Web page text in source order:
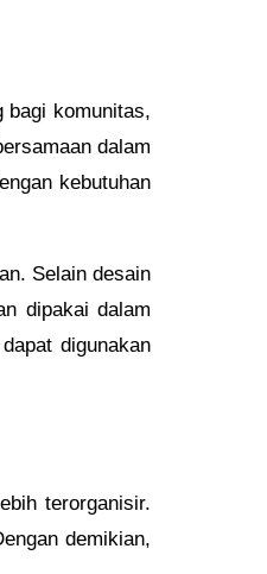
bagi komunitas,
dalam
kebutuhan
Selain desain
dipakai dalam
digunakan
terorganisir.
demikian,